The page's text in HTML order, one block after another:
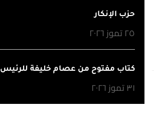
حزب الإنكار
٢٥ تموز ٢٠٢٦
كتاب مفتوح من عصام خليفة
٣١ تموز ٢٠٢٦